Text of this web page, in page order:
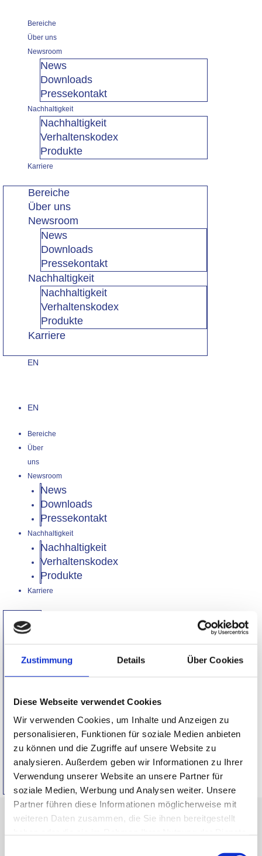
Zustimmung Details Über Cookies
Diese Webseite verwendet Cookies
Wir verwenden Cookies, um Inhalte und Anzeigen zu
personalisieren, Funktionen für soziale Medien anbieten
zu können und die Zugriffe auf unsere Website zu
analysieren. Außerdem geben wir Informationen zu Ihrer
Verwendung unserer Website an unsere Partner für
soziale Medien, Werbung und Analysen weiter. Unsere
Partner führen diese Informationen möglicherweise mit
weiteren Daten zusammen, die Sie ihnen bereitgestellt
springen
Bereiche
Über uns
Newsroom
News
Downloads
Pressekontakt
Nachhaltigkeit
Nachhaltigkeit
Verhaltenskodex
Produkte
Karriere
Bereiche
Über uns
Newsroom
News
Downloads
Pressekontakt
Nachhaltigkeit
Nachhaltigkeit
Verhaltenskodex
Produkte
Karriere
EN
EN
Bereiche
Über
uns
Newsroom
News
Downloads
Pressekontakt
Nachhaltigkeit
Nachhaltigkeit
Verhaltenskodex
Produkte
Karriere
Über
uns
Newsroom
News
Pressekontakt
Nachhaltigkeit
Nachhaltigkeit
Verhaltenskodex
Produkte
Karriere
nach: